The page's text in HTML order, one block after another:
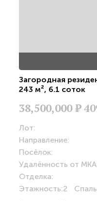
Загородная
243 м², 6.1 соток
38,500,000Р
Лот:
Направление:
Посёлок:
Удалённость от
Отделка:
Этажность:2